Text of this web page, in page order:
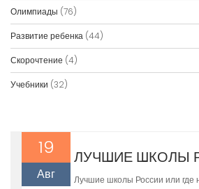
Олимпиады (76)
Развитие ребенка (44)
Скорочтение (4)
Учебники (32)
19
Авг
ЛУЧШИЕ ШКОЛЫ
Лучшие школы России или где